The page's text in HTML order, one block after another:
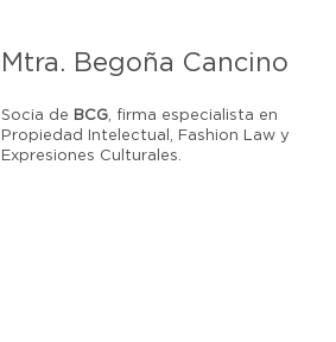
Mtra. Begoña Cancino
Socia de BCG, firma especialista en
Propiedad Intelectual, Fashion Law y
Expresiones Culturales.